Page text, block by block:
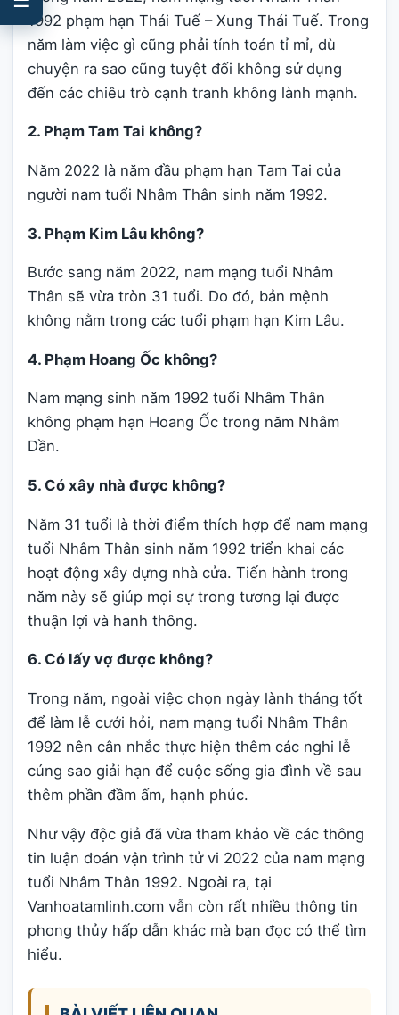
1992 phạm hạn Thái Tuế – Xung Thái Tuế. Trong
năm làm việc gì cũng phải tính toán tỉ mỉ, dù
chuyện ra sao cũng tuyệt đối không sử dụng
đến các chiêu trò cạnh tranh không lành mạnh.
2. Phạm Tam Tai không?
Năm 2022 là năm đầu phạm hạn Tam Tai của
người nam tuổi Nhâm Thân sinh năm 1992.
3. Phạm Kim Lâu không?
Bước sang năm 2022, nam mạng tuổi Nhâm
Thân sẽ vừa tròn 31 tuổi. Do đó, bản mệnh
không nằm trong các tuổi phạm hạn Kim Lâu.
4. Phạm Hoang Ốc không?
Nam mạng sinh năm 1992 tuổi Nhâm Thân
không phạm hạn Hoang Ốc trong năm Nhâm
Dần.
5. Có xây nhà được không?
Năm 31 tuổi là thời điểm thích hợp để nam mạng
tuổi Nhâm Thân sinh năm 1992 triển khai các
hoạt động xây dựng nhà cửa. Tiến hành trong
năm này sẽ giúp mọi sự trong tương lại được
thuận lợi và hanh thông.
6. Có lấy vợ được không?
Trong năm, ngoài việc chọn ngày lành tháng tốt
để làm lễ cưới hỏi, nam mạng tuổi Nhâm Thân
1992 nên cân nhắc thực hiện thêm các nghi lễ
cúng sao giải hạn để cuộc sống gia đình về sau
thêm phần đầm ấm, hạnh phúc.
Như vậy độc giả đã vừa tham khảo về các thông
tin luận đoán vận trình tử vi 2022 của nam mạng
tuổi Nhâm Thân 1992. Ngoài ra, tại
Vanhoatamlinh.com vẫn còn rất nhiều thông tin
phong thủy hấp dẫn khác mà bạn đọc có thể tìm
hiểu.